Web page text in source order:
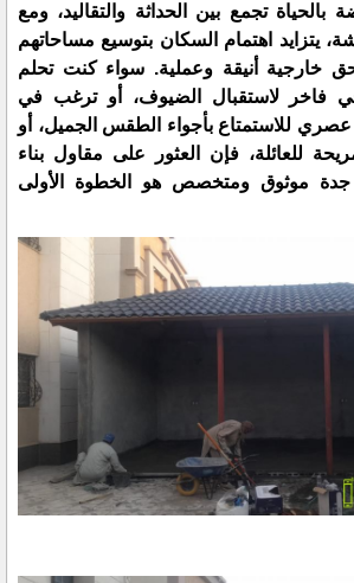
بالحياة تجمع بين الحداثة والتقاليد، ومع
يتزايد اهتمام السكان بتوسيع مساحاتهم
خارجية أنيقة وعملية. سواء كنت تحلم
فاخر لاستقبال الضيوف، أو ترغب في
للاستمتاع بأجواء الطقس الجميل، أو
للعائلة، فإن العثور على مقاول بناء
موثوق ومتخصص هو الخطوة الأولى